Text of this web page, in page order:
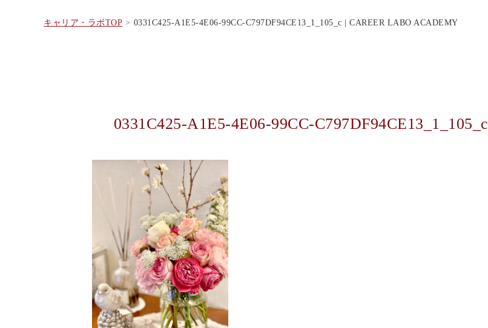
キャリア・ラボTOP 0331C425-A1E5-4E06-99CC-C797DF94CE13_1_105_c | CAREER LABO ACADEMY
0331C425-A1E5-4E06-99CC-C797DF94CE13_1_105_c